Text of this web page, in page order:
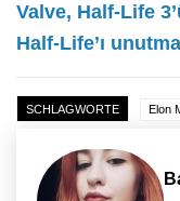
Valve, Half-Life
Half-Life’ı
SCHLAGWORTE Elon